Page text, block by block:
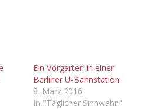
2020
2021
Ein Vorgarten in einer
Berliner U-Bahnstation
8. März 2016
In "Täglicher Sinnwahn"